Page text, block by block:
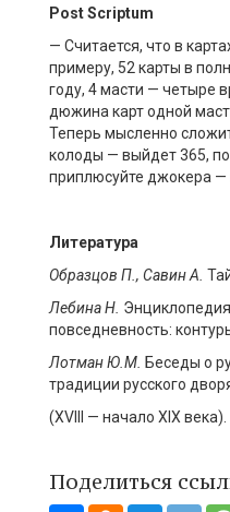
PostScriptum
— Считается, что в
примеру, 52 карты в
году, 4 масти — четыре
дюжина карт одной
Теперь мысленно
колоды — выйдет 365,
приплюсуйте джокера —
Литература
Образцов П., Савин А.
ЛебинаН.
повседневность:
Лотман Ю.М. Беседы о
традиции русского
(XVIII — начало XIX века).
Поделиться